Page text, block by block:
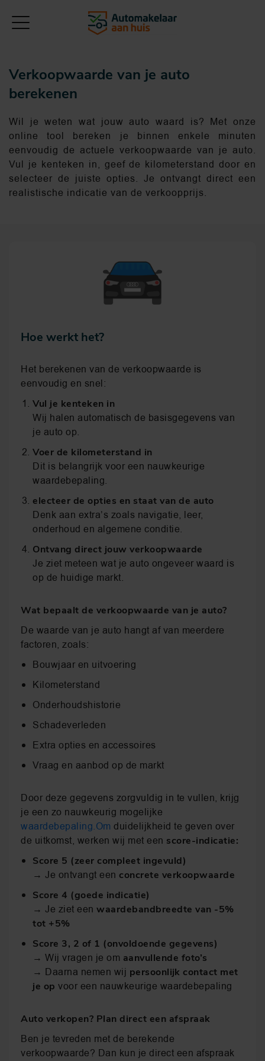
Verkoopwaarde van je auto
berekenen
Wil je weten wat jouw auto waard is? Met onze
online tool bereken je binnen enkele minuten
eenvoudig de actuele verkoopwaarde van je auto.
Vul je kenteken in, geef de kilometerstand door en
selecteer de juiste opties. Je ontvangt direct een
realistische indicatie van de verkoopprijs.
Hoe werkt het?
Het berekenen van de verkoopwaarde is
eenvoudig en snel:
Vul je kenteken in
Wij halen automatisch de basisgegevens van
je auto op.
Voer de kilometerstand in
Dit is belangrijk voor een nauwkeurige
waardebepaling.
electeer de opties en staat van de auto
Denk aan extra’s zoals navigatie, leer,
onderhoud en algemene conditie.
Ontvang direct jouw verkoopwaarde
Je ziet meteen wat je auto ongeveer waard is
op de huidige markt.
Wat bepaalt de verkoopwaarde van je auto?
De waarde van je auto hangt af van meerdere
factoren, zoals:
Bouwjaar en uitvoering
Kilometerstand
Onderhoudshistorie
Schadeverleden
Extra opties en accessoires
Vraag en aanbod op de markt
Door deze gegevens zorgvuldig in te vullen, krijg
je een zo nauwkeurig mogelijke
waardebepaling.Om duidelijkheid te geven over
de uitkomst, werken wij met een score-indicatie:
Score 5 (zeer compleet ingevuld)
→ Je ontvangt een concrete verkoopwaarde
Score 4 (goede indicatie)
→ Je ziet een waardebandbreedte van -5%
tot +5%
Score 3, 2 of 1 (onvoldoende gegevens)
→ Wij vragen je om aanvullende foto’s
→ Daarna nemen wij persoonlijk contact met
je op voor een nauwkeurige waardebepaling
Auto verkopen? Plan direct een afspraak
Ben je tevreden met de berekende
verkoopwaarde? Dan kun je direct een afspraak